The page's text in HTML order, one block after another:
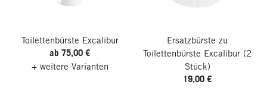
Toilettenbürste Excalibur
ab 75,00 €
+ weitere Varianten
Ersatzbürste zu
Toilettenbürste Excalibur (2
Stück)
19,00 €